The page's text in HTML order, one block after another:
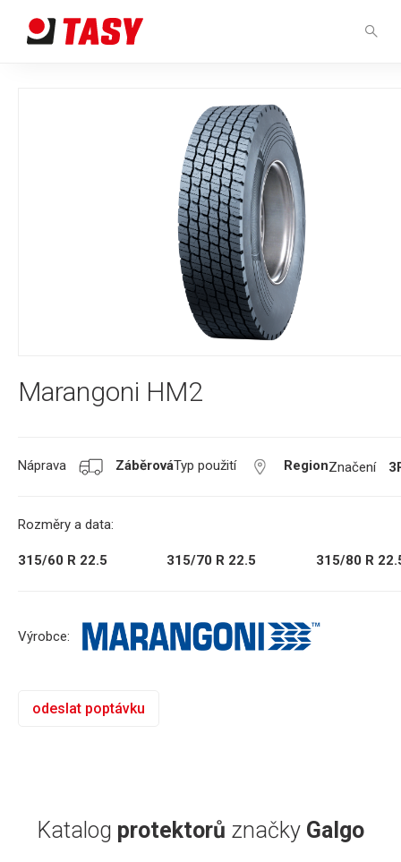
Marangoni HM2
Náprava ZáběrováTyp použití RegionZnačení
Rozměry a data:
315/60 R 22.5 315/70 R 22.5 315/80 R
Výrobce:
odeslat poptávku
Katalog protektorů značky Galgo